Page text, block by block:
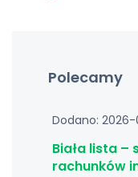
Polecamy
Dodano: 2026-
Biała lista –
rachunków